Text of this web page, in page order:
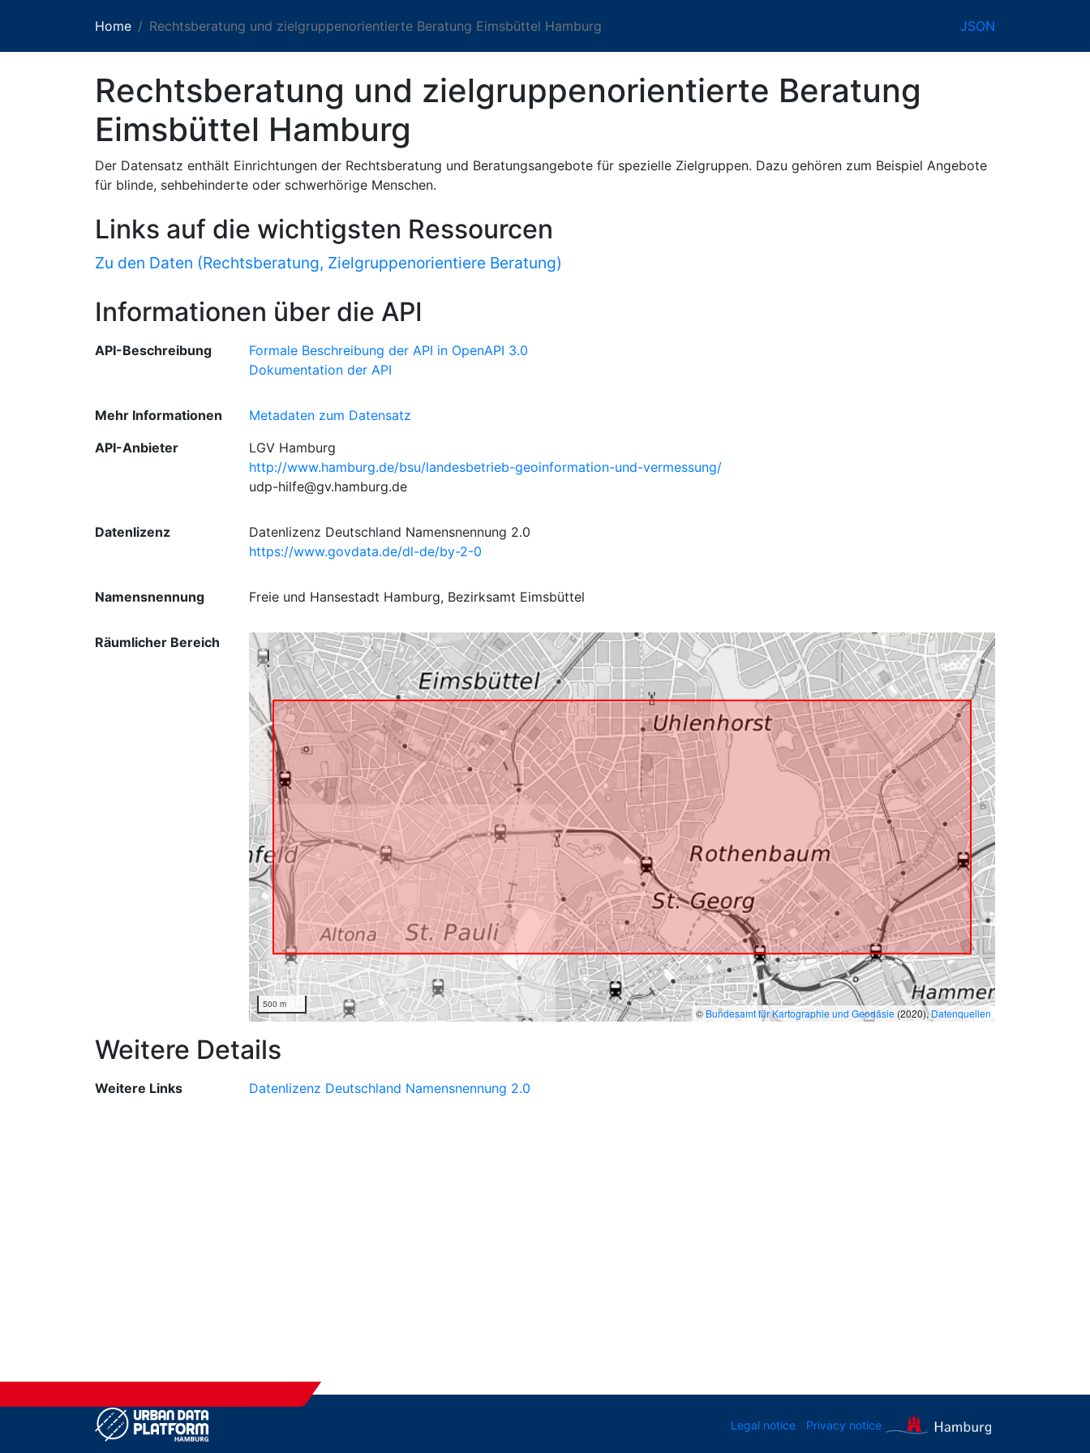
Home Rechtsberatung und zielgruppenorientierte Beratung Eimsbüttel Hamburg JSON
Rechtsberatung und zielgruppenorientierte Beratung
Eimsbüttel Hamburg
Der Datensatz enthält Einrichtungen der Rechtsberatung und Beratungsangebote für spezielle Zielgruppen. Dazu gehören zum Beispiel Angebote
für blinde, sehbehinderte oder schwerhörige Menschen.
Links auf die wichtigsten Ressourcen
Zu den Daten (Rechtsberatung, Zielgruppenorientiere Beratung)
Informationen über die API
API-Beschreibung
Formale Beschreibung der API in OpenAPI 3.0
Dokumentation der API
Mehr Informationen
Metadaten zum Datensatz
API-Anbieter
LGV Hamburg
http://www.hamburg.de/bsu/landesbetrieb-geoinformation-und-vermessung/
udp-hilfe@gv.hamburg.de
Datenlizenz
Datenlizenz Deutschland Namensnennung 2.0
https://www.govdata.de/dl-de/by-2-0
Namensnennung Freie und Hansestadt Hamburg, Bezirksamt Eimsbüttel
Räumlicher Bereich
500 m
© Bundesamt für Kartographie und Geodäsie(2020),Datenquellen
Weitere Details
Weitere Links Datenlizenz Deutschland Namensnennung 2.0
Legal notice Privacy notice